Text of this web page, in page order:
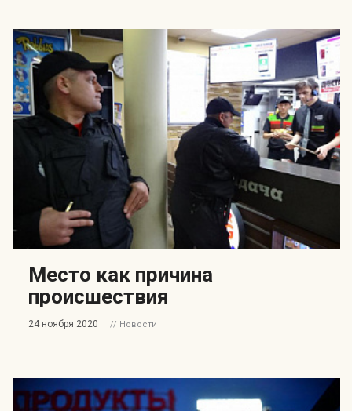
Место как причина
происшествия
24 ноября 2020 // Новости